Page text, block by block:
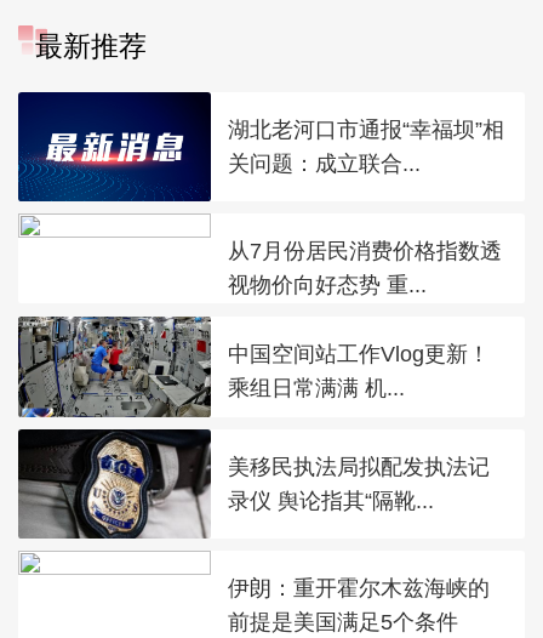
最新推荐
湖北老河口市通报“幸福坝”相
关问题：成立联合...
从7月份居民消费价格指数透
视物价向好态势 重...
中国空间站工作Vlog更新！
乘组日常满满 机...
美移民执法局拟配发执法记
录仪 舆论指其“隔靴...
伊朗：重开霍尔木兹海峡的
前提是美国满足5个条件